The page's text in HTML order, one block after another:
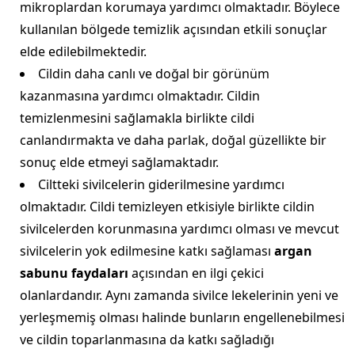
mikroplardan korumaya yardımcı olmaktadır. Böylece
kullanılan bölgede temizlik açısından etkili sonuçlar
elde edilebilmektedir.
Cildin daha canlı ve doğal bir görünüm
kazanmasına yardımcı olmaktadır. Cildin
temizlenmesini sağlamakla birlikte cildi
canlandırmakta ve daha parlak, doğal güzellikte bir
sonuç elde etmeyi sağlamaktadır.
Ciltteki sivilcelerin giderilmesine yardımcı
olmaktadır. Cildi temizleyen etkisiyle birlikte cildin
sivilcelerden korunmasına yardımcı olması ve mevcut
sivilcelerin yok edilmesine katkı sağlaması argan
sabunu faydaları açısından en ilgi çekici
olanlardandır. Aynı zamanda sivilce lekelerinin yeni ve
yerleşmemiş olması halinde bunların engellenebilmesi
ve cildin toparlanmasına da katkı sağladığı